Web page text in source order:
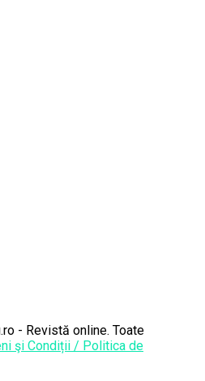
- Revistă online. Toate
şi Condiții / Politica de